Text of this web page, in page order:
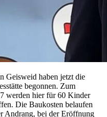
Geisweid haben jetzt die
begonnen. Zum
werden hier für 60 Kinder
Die Baukosten belaufen
Andrang, bei der Eröffnung